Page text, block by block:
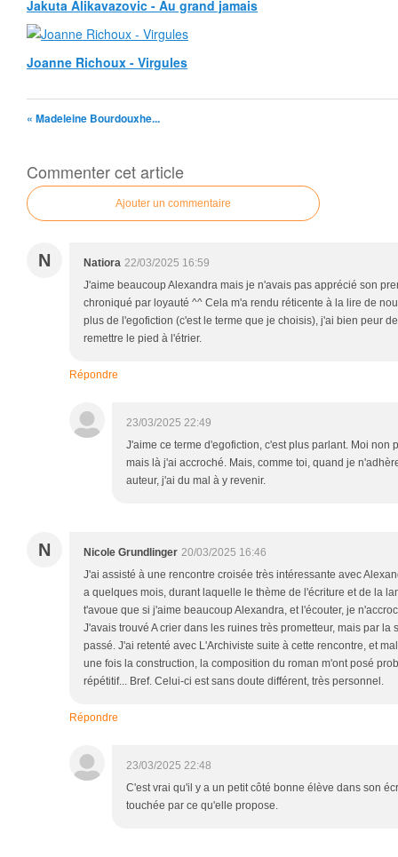
Jakuta Alikavazovic - Au grand jamais
Joanne Richoux - Virgules
« Madeleine Bourdouxhe...
Commenter cet article
Ajouter un commentaire
N Natiora 22/03/2025 16:59
J'aime beaucoup Alexandra mais je n'avais pas apprécié son
chroniqué par loyauté ^^ Cela m'a rendu réticente à la lire de
plus de l'egofiction (c'est le terme que je choisis), j'ai bien peur
remettre le pied à l'étrier.
Répondre
23/03/2025 22:49
J'aime ce terme d'egofiction, c'est plus parlant. Moi non
mais là j'ai accroché. Mais, comme toi, quand je
auteur, j'ai du mal à y revenir.
N Nicole Grundlinger 20/03/2025 16:46
J'ai assisté à une rencontre croisée très intéressante avec
a quelques mois, durant laquelle le thème de l'écriture et de la
t'avoue que si j'aime beaucoup Alexandra, et l'écouter, je
J'avais trouvé A crier dans les ruines très prometteur, mais par la
passé. J'ai retenté avec L'Archiviste suite à cette rencontre, et
une fois la construction, la composition du roman m'ont posé
répétitif... Bref. Celui-ci est sans doute différent, très personnel.
Répondre
23/03/2025 22:48
C'est vrai qu'il y a un petit côté bonne élève dans son
touchée par ce qu'elle propose.